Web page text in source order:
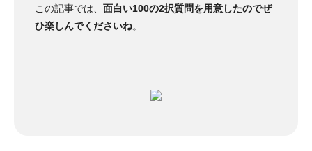
この記事では、 面白い100の2択質問を用意したのでぜ
ひ楽しんでくださいね。